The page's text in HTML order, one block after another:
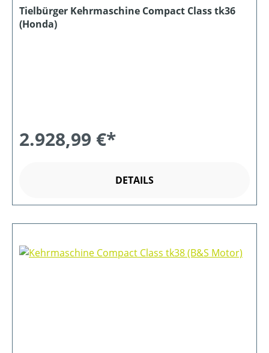
Tielbürger Kehrmaschine Compact Class tk36
(Honda)
2.928,99 €*
DETAILS